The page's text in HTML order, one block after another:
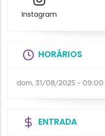
Instagram
HORÁRIOS
dom, 31/08/2025 - 09:00
ENTRADA